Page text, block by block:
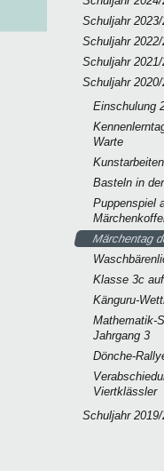
Schuljahr 2023/
Schuljahr 2022/
Schuljahr 2021/
Schuljahr 2020/
Einschulung
Warte
Basteln in
Puppenspiel
Märchentag
Klasse 3c
Känguru-
Mathematik-
Jahrgang 3
Dönche-
Viertklässler
Schuljahr 2019/